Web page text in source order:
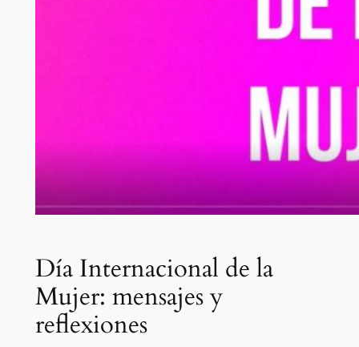
Día Internacional de la
Mujer: mensajes y
reflexiones